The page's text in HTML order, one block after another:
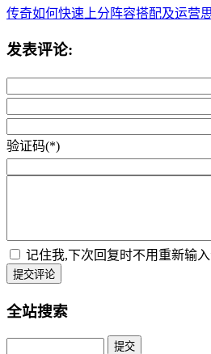
传奇如何快速上分阵容搭配及运营
发表评论:
验证码(*)
记住我,下次回复时不用重新输
提交评论
全站搜索